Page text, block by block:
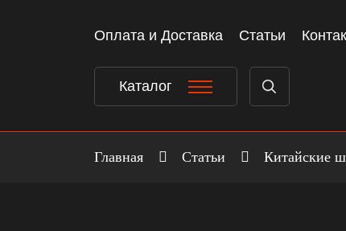
Оплата и Доставка Статьи
Каталог
Главная Статьи Китайские